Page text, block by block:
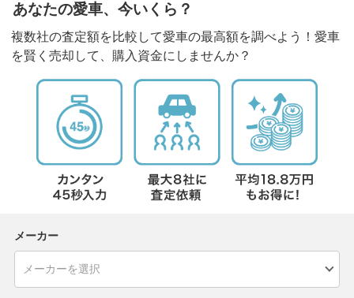
あなたの愛車、今いくら？
複数社の査定額を比較して愛車の最高額を調べよう！愛車
を賢く売却して、購入資金にしませんか？
メーカー